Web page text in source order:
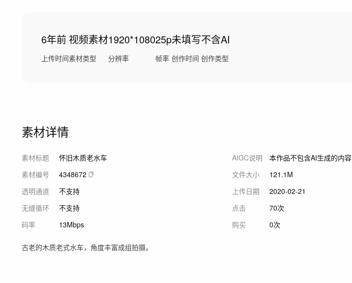
6年前
上传时间
视频素材
素材类型
1920*1080
分辨率
25p
帧率
未填写
创作时间
不含AI
创作类型
素材详情
素材标题
怀旧木质老水车
素材编号
4348672
透明通道
不支持
无缝循环
不支持
码率
13Mbps
AIGC说明
本作品不包含AI生成的内容
文件大小
121.1M
上传日期
2020-02-21
点击
70次
购买
0次
古老的木质老式水车，角度丰富成组拍摄。